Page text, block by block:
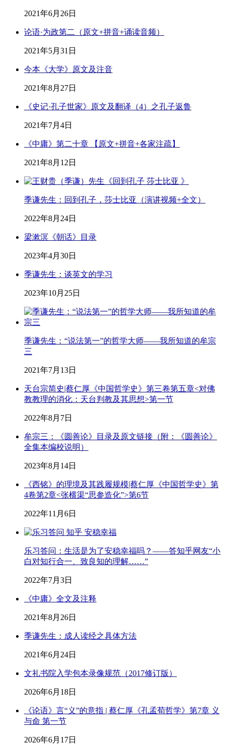
2021年6月26日
论语·为政第二（原文+拼音+诵读音频）
2021年5月31日
今本《大学》原文及注音
2021年8月27日
《史记·孔子世家》原文及翻译（4）之孔子返鲁
2021年7月4日
《中庸》第二十章 【原文+拼音+各家注疏】
2021年8月12日
季谦先生：回到孔子，莎士比亚（演讲视频+全文）
2022年8月24日
梁漱溟《朝话》目录
2023年4月30日
季谦先生：谈英文的学习
2023年10月25日
季谦先生：“说法第一”的哲学大师——我所知道的牟宗
三
2021年7月13日
天台宗简史|蔡仁厚《中国哲学史》第三卷第五章<对佛
教教理的消化：天台判教及其思想>第一节
2022年8月7日
牟宗三：《圆善论》目录及原文链接（附：《圆善论》
全集本编校说明）
2023年8月14日
《西铭》的理境及其践履规模|蔡仁厚《中国哲学史》第
4卷第2章<张横渠“思参造化”>第6节
2022年11月6日
乐习答问：生活是为了安稳幸福吗？——答知乎网友“小
白对知行合一、致良知的理解……”
2022年7月3日
《中庸》全文及注释
2021年8月26日
季谦先生：成人读经之具体方法
2021年6月24日
文礼书院入学包本录像规范（2017修订版）
2026年6月18日
《论语》言“义”的意指 | 蔡仁厚《孔孟荀哲学》第7章 义
与命 第一节
2026年6月17日